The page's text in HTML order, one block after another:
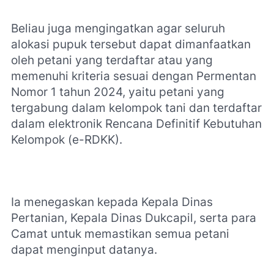
Beliau juga mengingatkan agar seluruh
alokasi pupuk tersebut dapat dimanfaatkan
oleh petani yang terdaftar atau yang
memenuhi kriteria sesuai dengan Permentan
Nomor 1 tahun 2024, yaitu petani yang
tergabung dalam kelompok tani dan terdaftar
dalam elektronik Rencana Definitif Kebutuhan
Kelompok (e-RDKK).
Ia menegaskan kepada Kepala Dinas
Pertanian, Kepala Dinas Dukcapil, serta para
Camat untuk memastikan semua petani
dapat menginput datanya.